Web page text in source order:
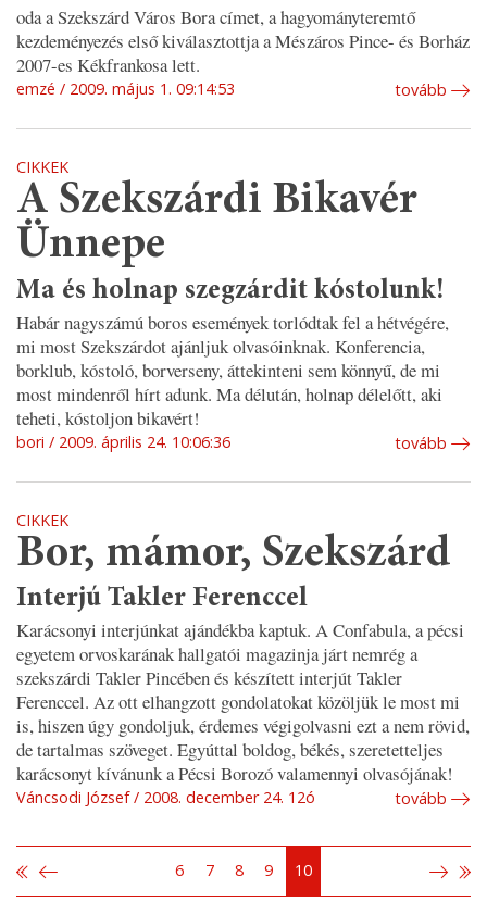
oda a Szekszárd Város Bora címet, a hagyományteremtő
kezdeményezés első kiválasztottja a Mészáros Pince- és Borház
2007-es Kékfrankosa lett.
emzé 2009. május 1. 09:14:53 tovább
CIKKEK
A Szekszárdi Bikavér
Ünnepe
Ma és holnap szegzárdit kóstolunk!
Habár nagyszámú boros események torlódtak fel a hétvégére,
mi most Szekszárdot ajánljuk olvasóinknak. Konferencia,
borklub, kóstoló, borverseny, áttekinteni sem könnyű, de mi
most mindenről hírt adunk. Ma délután, holnap délelőtt, aki
teheti, kóstoljon bikavért!
bori 2009. április 24. 10:06:36 tovább
CIKKEK
Bor, mámor, Szekszárd
Interjú Takler Ferenccel
Karácsonyi interjúnkat ajándékba kaptuk. A Confabula, a pécsi
egyetem orvoskarának hallgatói magazinja járt nemrég a
szekszárdi Takler Pincében és készített interjút Takler
Ferenccel. Az ott elhangzott gondolatokat közöljük le most mi
is, hiszen úgy gondoljuk, érdemes végigolvasni ezt a nem rövid,
de tartalmas szöveget. Egyúttal boldog, békés, szeretetteljes
karácsonyt kívánunk a Pécsi Borozó valamennyi olvasójának!
Váncsodi József 2008. december 24. 12ó tovább
6 7 8 9 10